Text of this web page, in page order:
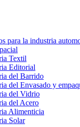
para la industria
Textil
Editorial
del Barrido
del Envasado y
del Vidrio
del Acero
Alimenticia
Solar